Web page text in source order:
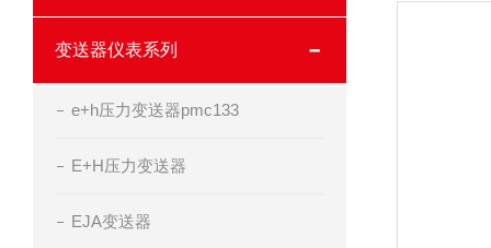
变送器仪表系列
e+h压力变送器pmc133
E+H压力变送器
EJA变送器